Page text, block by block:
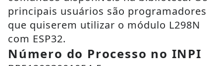
principais usuários são programadores
que quiserem utilizar o módulo L298N
com ESP32.
Número do Processo no INPI